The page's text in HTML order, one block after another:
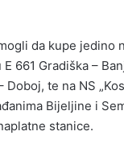
da kupe jedino
661 Gradiška –
Doboj, te na NS
Bijeljine i
stanice.